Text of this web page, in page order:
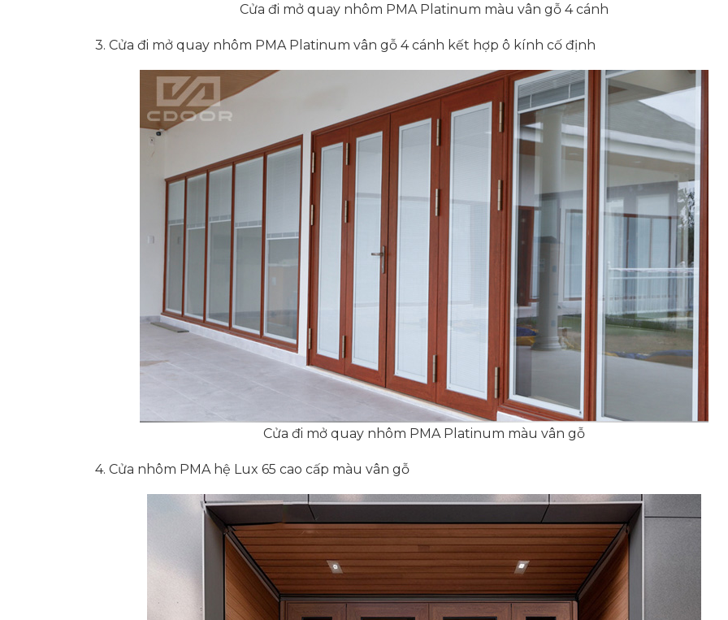
Cửa đi mở quay nhôm PMA Platinum màu vân gỗ 4 cánh
3. Cửa đi mở quay nhôm PMA Platinum vân gỗ 4 cánh kết hợp ô kính cố định
Cửa đi mở quay nhôm PMA Platinum màu vân gỗ
4. Cửa nhôm PMA hệ Lux 65 cao cấp màu vân gỗ